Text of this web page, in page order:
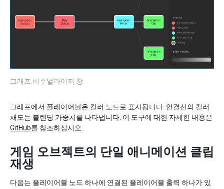
그래프 비주얼라이저 창
그래프에서 플레이어블은 컬러 노드로 표시됩니다. 연결선의 컬러
채도는 블렌딩 가중치를 나타냅니다. 이 도구에 대한 자세한 내용은
GitHub를 참조하십시오.
게임 오브젝트의 단일 애니메이션 클립
재생
다음는 플레이어블 노드 하나에 연결된 플레이어블 출력 하나가 있